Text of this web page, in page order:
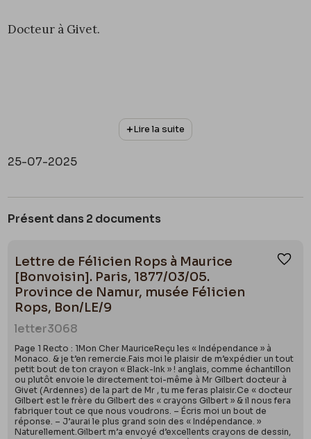
Docteur à Givet.
Lire la suite
25-07-2025
Présent dans 2 documents
Lettre de Félicien Rops à Maurice
[Bonvoisin]. Paris, 1877/03/05.
Province de Namur, musée Félicien
Rops, Bon/LE/9
letter3068
Page 1 Recto : 1Mon Cher MauriceReçu les « Indépendance » à
Monaco. & je t’en remercie.Fais moi le plaisir de m’expédier un tout
petit bout de ton crayon « Black-Ink » ! anglais, comme échantillon
ou plutôt envoie le directement toi-même à Mr Gilbert docteur à
Givet (Ardennes) de la part de Mr , tu me feras plaisir.Ce « docteur
Gilbert est le frère du Gilbert des « crayons Gilbert » & il nous fera
fabriquer tout ce que nous voudrons. – Écris moi un bout de
réponse. – J’aurai le plus grand soin des « Indépendance. »
Naturellement.Gilbert m’a envoyé d’excellents crayons de dessin,